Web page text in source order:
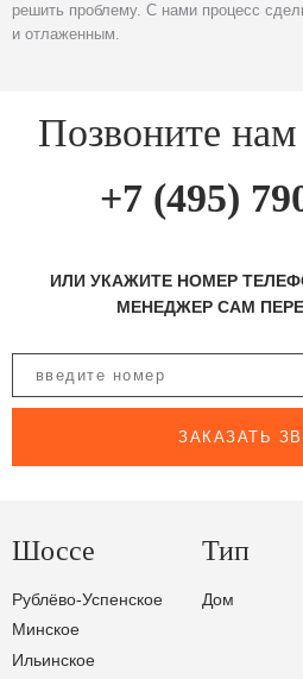
решить проблему. С нами процесс
и отлаженным.
Позвоните
+7 (495)
ИЛИ УКАЖИТЕ НОМЕР
МЕНЕДЖЕР САМ
ЗАКАЗАТЬ
Шоссе
Рублёво-Успенское
Минское
Ильинское
Тип
Дом